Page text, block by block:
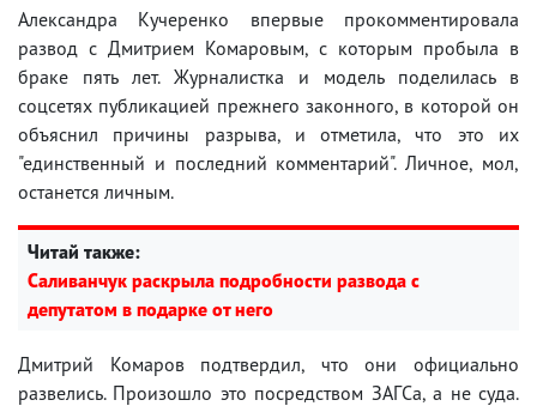
Александра Кучеренко впервые прокомментировала
развод с Дмитрием Комаровым, с которым пробыла в
браке пять лет. Журналистка и модель поделилась в
соцсетях публикацией прежнего законного, в которой он
объяснил причины разрыва, и отметила, что это их
"единственный и последний комментарий". Личное, мол,
останется личным.
Читай также:
Саливанчук раскрыла подробности развода с
депутатом в подарке от него
Дмитрий Комаров подтвердил, что они официально
развелись. Произошло это посредством ЗАГСа, а не суда.